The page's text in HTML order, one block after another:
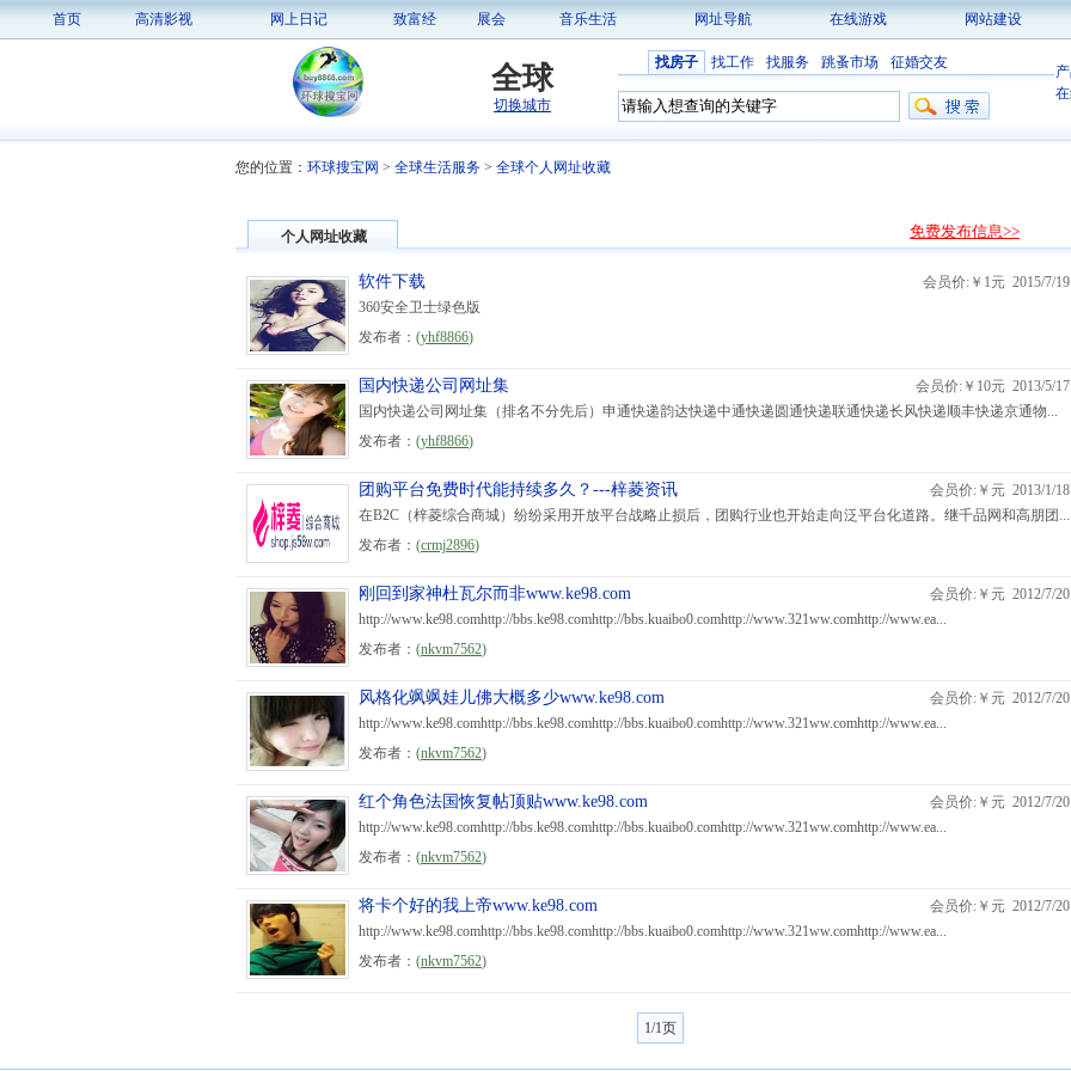
首页 高清影视 网上日记 致富经 展会 音乐生活 网址导航 在线游戏 网站建设
全球
切换城市
找房子 找工作 找服务 跳蚤市场 征婚交友
您的位置： 环球搜宝网 > 全球生活服务 > 全球个人网址收藏
个人网址收藏 免费发布信息>>
会员价:￥1元 2015/7/19
软件下载
360安全卫士绿色版
发布者： (yhf8866)
会员价:￥10元 2013/5/17
国内快递公司网址集
国内快递公司网址集（排名不分先后）申通快递韵达快递中通快递圆通快递联通快递长风快递顺丰快递京通物...
发布者： (yhf8866)
会员价:￥元 2013/1/18
团购平台免费时代能持续多久？---梓菱资讯
在B2C（梓菱综合商城）纷纷采用开放平台战略止损后，团购行业也开始走向泛平台化道路。继千品网和高朋团...
发布者： (crmj2896)
会员价:￥元 2012/7/20
刚回到家神杜瓦尔而非www.ke98.com
http://www.ke98.comhttp://bbs.ke98.comhttp://bbs.kuaibo0.comhttp://www.321ww.comhttp://www.ea...
发布者： (nkvm7562)
会员价:￥元 2012/7/20
风格化飒飒娃儿佛大概多少www.ke98.com
http://www.ke98.comhttp://bbs.ke98.comhttp://bbs.kuaibo0.comhttp://www.321ww.comhttp://www.ea...
发布者： (nkvm7562)
会员价:￥元 2012/7/20
红个角色法国恢复帖顶贴www.ke98.com
http://www.ke98.comhttp://bbs.ke98.comhttp://bbs.kuaibo0.comhttp://www.321ww.comhttp://www.ea...
发布者： (nkvm7562)
会员价:￥元 2012/7/20
将卡个好的我上帝www.ke98.com
http://www.ke98.comhttp://bbs.ke98.comhttp://bbs.kuaibo0.comhttp://www.321ww.comhttp://www.ea...
发布者： (nkvm7562)
1/1页